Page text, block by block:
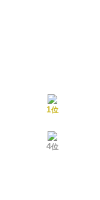
1位
4位